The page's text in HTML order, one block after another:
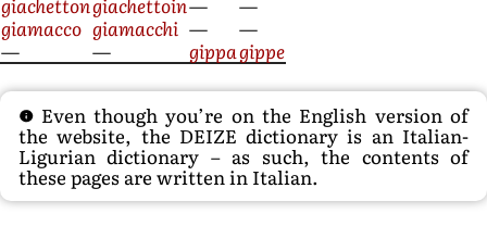
giamacco giamacchi —
—
—
— gippagippe
Even though you’re on the English version of
the website, the DEIZE dictionary is an Italian-
Ligurian dictionary – as such, the contents of
these pages are written in Italian.